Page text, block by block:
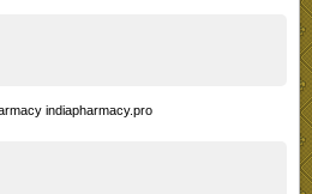
indiapharmacy.pro